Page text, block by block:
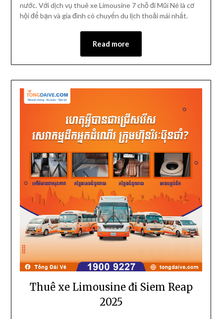
nước. Với dịch vụ thuê xe Limousine 7 chỗ đi Mũi Né là cơ
hội để bạn và gia đình có chuyến du lịch thoải mái nhất.
Read more
Thuê xe Limousine đi Siem Reap
2025